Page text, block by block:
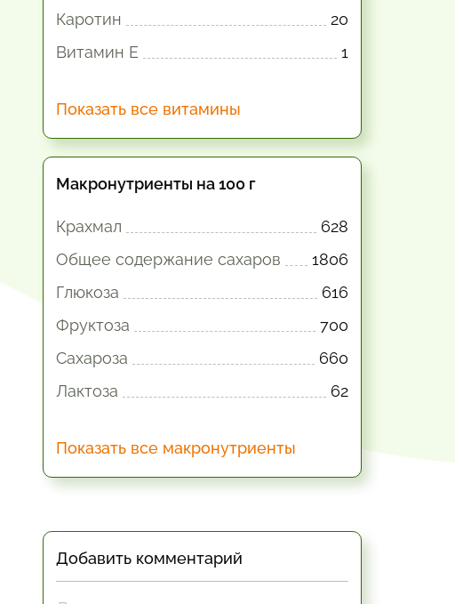
Каротин
20
Витамин E
1
Показать все витамины
Макронутриенты на 100 г
Крахмал
628
Общее содержание сахаров
1806
Глюкоза
616
Фруктоза
700
Сахароза
660
Лактоза
62
Показать все макронутриенты
Добавить комментарий